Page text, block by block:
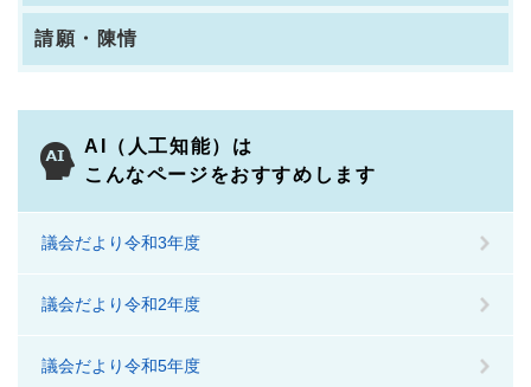
請願・陳情
AI（人工知能）は
こんなページをおすすめします
議会だより令和3年度
議会だより令和2年度
議会だより令和5年度